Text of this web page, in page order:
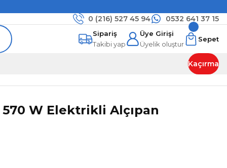
0 (216) 527 45 94 0532 641 37 15
Sipariş
Takibi yap
Üye Girişi
Üyelik oluştur
Sepet
Kaçırma
W Elektrikli Alçıpan